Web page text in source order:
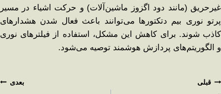
غیرحریق (مانند دود اگزوز ماشین‌آلات) و حرکت اشیاء در مسیر
پرتو نوری بیم دتکتورها می‌توانند باعث فعال شدن هشدارهای
کاذب شوند. برای کاهش این مشکل، استفاده از فیلترهای نوری
و الگوریتم‌های پردازش هوشمند توصیه می‌شود.
قبلی بعدی